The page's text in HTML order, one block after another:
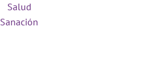
Salud
Sanación